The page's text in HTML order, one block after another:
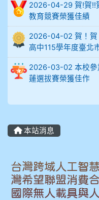
903陳品帆
904彭子庭
905蔣昇和
906江彥臻
907張晏寧
908彭主豪
2026-04-29 賀!賀!!
教育競賽榮獲佳績
2026-04-02 賀！賀
高中115學年度臺北
2026-03-02 本校參
蓮選拔賽榮獲佳作
本站消息
台灣跨域人工智
灣希望聯盟消費
國際無人載具與